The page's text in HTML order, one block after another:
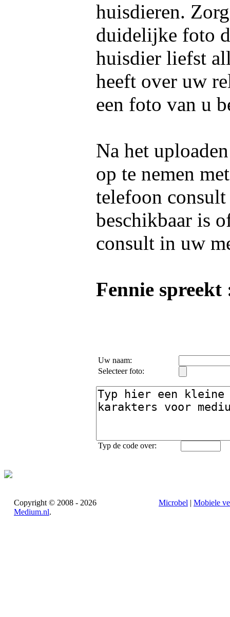
huisdieren.
duidelijke foto
huisdier liefst
heeft over uw
een foto van u
Na het
op te nemen
telefoon
beschikbaar is
consult in uw
Fennie spreekt
Uw naam:
Selecteer foto:
Typ de code over:
Copyright © 2008 - 2026
Medium.nl.
Microbel | Mobiele